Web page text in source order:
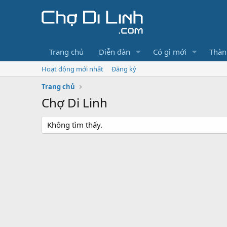
Trang chủ Diễn đàn Có gì mới
Hoạt động mới nhất
Đăng ký
Trang chủ
Chợ Di Linh
Không tìm thấy.